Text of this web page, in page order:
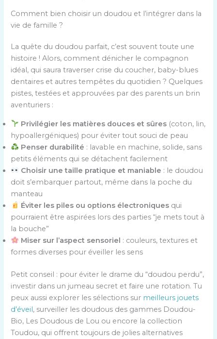
Comment bien choisir un doudou et l’intégrer dans la
vie de famille ?
La quête du doudou parfait, c’est souvent toute une
histoire ! Alors, comment dénicher le compagnon
idéal, qui saura traverser crise du coucher, baby-blues
dentaires et autres tempêtes du quotidien ? Quelques
pistes, testées et approuvées par des parents un brin
aventuriers :
Privilégier les matières douces et sûres (coton, lin,
hypoallergéniques) pour éviter tout souci de peau
Penser durabilité : lavable en machine, solide, sans
petits éléments qui se détachent facilement
Choisir une taille pratique et maniable : le doudou
doit s’embarquer partout, même dans la poche du
manteau
Éviter les piles ou options électroniques qui
pourraient être aspirées lors des parties “je mets tout à
la bouche”
Miser sur l’aspect sensoriel : couleurs, textures et
formes diverses pour éveiller les sens
Petit conseil : pour éviter le drame du “doudou perdu”,
investir dans un jumeau secret et faire une rotation. Tu
peux aussi explorer les sélections sur meilleurs jouets
d’éveil, surveiller les doudous des gammes Doudou-
Bio, Les Doudous de Lou ou encore la collection
Toudou, qui offrent toujours de jolies alternatives